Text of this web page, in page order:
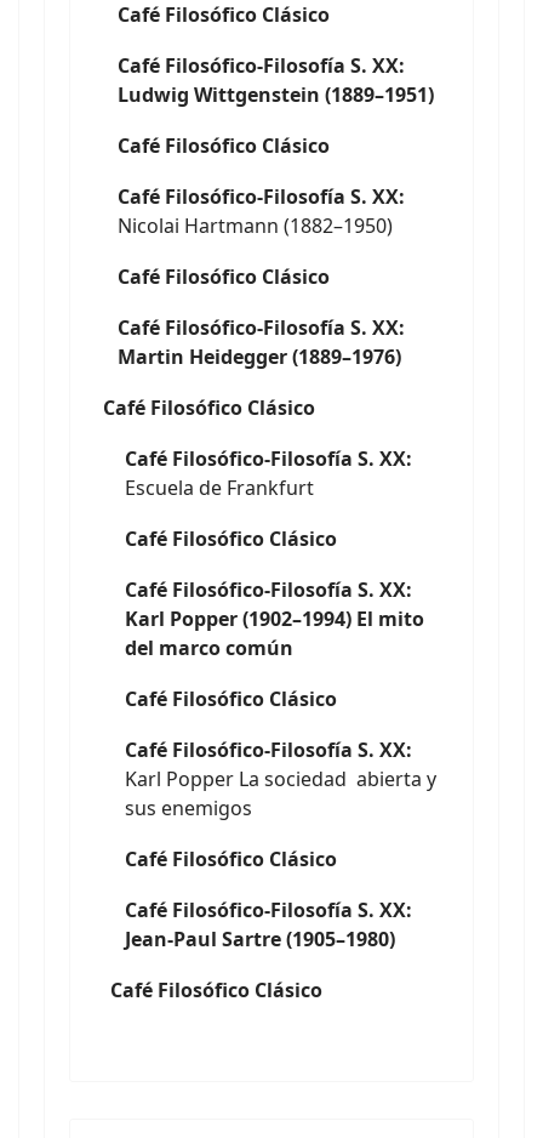
Café Filosófico Clásico
Café Filosófico-Filosofía S. XX:
Ludwig Wittgenstein (1889–1951)
Café Filosófico Clásico
Café Filosófico-Filosofía S. XX:
Nicolai Hartmann (1882–1950)
Café Filosófico Clásico
Café Filosófico-Filosofía S. XX:
Martin Heidegger (1889–1976)
Café Filosófico Clásico
Café Filosófico-Filosofía S. XX:
Escuela de Frankfurt
Café Filosófico Clásico
Café Filosófico-Filosofía S. XX:
Karl Popper (1902–1994) El mito
del marco común
Café Filosófico Clásico
Café Filosófico-Filosofía S. XX:
Karl Popper La sociedad abierta y
sus enemigos
Café Filosófico Clásico
Café Filosófico-Filosofía S. XX:
Jean-Paul Sartre (1905–1980)
Café Filosófico Clásico